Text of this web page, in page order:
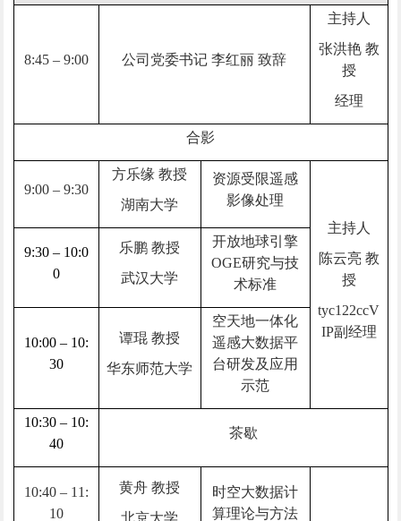
8:45 – 9:00 公司党委书记 李红丽 致辞
主持人
张洪艳 教
授
经理
合影
9:00 – 9:30
方乐缘 教授
湖南大学
资源受限遥感
影像处理
主持人
陈云亮 教
授
tyc122ccV
IP副经理
9:30 – 10:0
0
乐鹏 教授
武汉大学
开放地球引擎
OGE研究与技
术标准
10:00 – 10:
30
谭琨 教授
华东师范大学
空天地一体化
遥感大数据平
台研发及应用
示范
10:30 – 10:
40
茶歇
10:40 – 11:
10
黄舟 教授
北京大学
时空大数据计
算理论与方法